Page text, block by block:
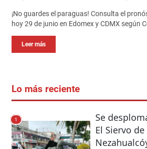
¡No guardes el paraguas! Consulta el
hoy 29 de junio en Edomex y CDMX según
Leer más
Lo más reciente
1
Se
El Siervo